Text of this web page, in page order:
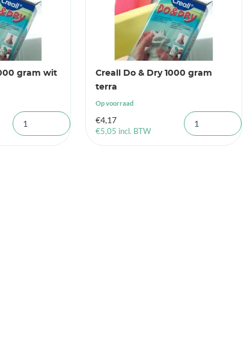
gram wit
Creall Do & Dry 1000 gram
terra
Op voorraad
€4,17
€5,05 incl. BTW